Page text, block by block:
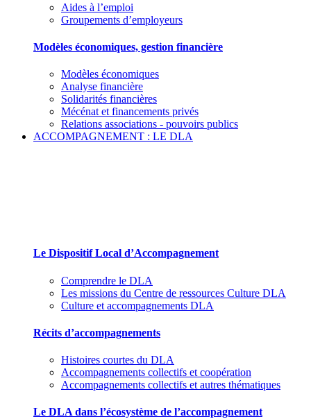
Aides à l’emploi
Groupements d’employeurs
Modèles économiques, gestion financière
Modèles économiques
Analyse financière
Solidarités financières
Mécénat et financements privés
Relations associations - pouvoirs publics
ACCOMPAGNEMENT : LE DLA
Le Dispositif Local d’Accompagnement
Comprendre le DLA
Les missions du Centre de ressources Culture DLA
Culture et accompagnements DLA
Récits d’accompagnements
Histoires courtes du DLA
Accompagnements collectifs et coopération
Accompagnements collectifs et autres thématiques
Le DLA dans l’écosystème de l’accompagnement